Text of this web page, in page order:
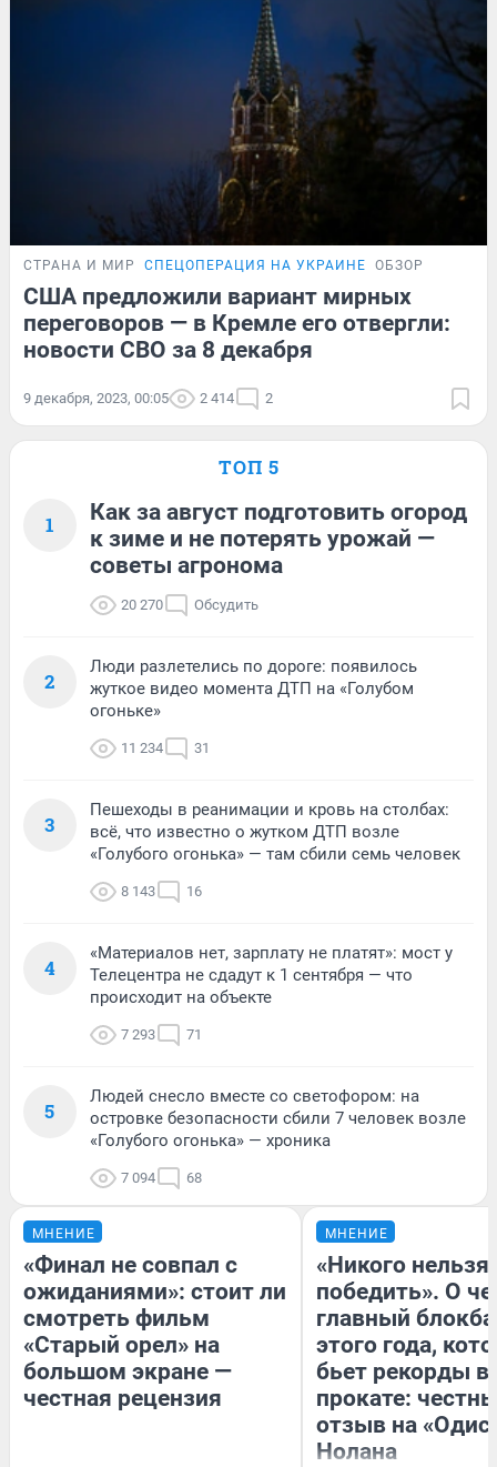
СТРАНА И МИР СПЕЦОПЕРАЦИЯ НА УКРАИНЕ ОБЗОР
США предложили вариант мирных
переговоров — в Кремле его отвергли:
новости СВО за 8 декабря
9 декабря, 2023, 00:05 2 414 2
ТОП 5
1
Как за август подготовить огород
к зиме и не потерять урожай —
советы агронома
20 270 Обсудить
2
Люди разлетелись по дороге: появилось
жуткое видео момента ДТП на «Голубом
огоньке»
11 234 31
3
Пешеходы в реанимации и кровь на столбах:
всё, что известно о жутком ДТП возле
«Голубого огонька» — там сбили семь человек
8 143 16
4
«Материалов нет, зарплату не платят»: мост у
Телецентра не сдадут к 1 сентября — что
происходит на объекте
7 293 71
5
Людей снесло вместе со светофором: на
островке безопасности сбили 7 человек возле
«Голубого огонька» — хроника
7 094 68
МНЕНИЕ
«Финал не совпал с
ожиданиями»: стоит ли
смотреть фильм
«Старый орел» на
большом экране —
честная рецензия
МНЕНИЕ
«Никого нельзя
победить». О
главный
этого года,
бьет рекорды в
прокате:
отзыв на
Нолана